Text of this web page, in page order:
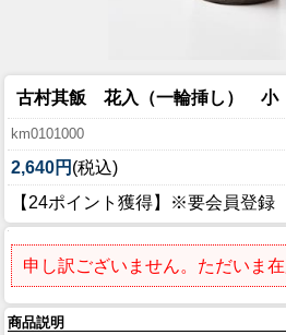
古村其飯 花入（一輪挿し） 小
km0101000
2,640円 (税込)
【24ポイント獲得】※要会員登録
申し訳ございません。ただいま在
商品説明